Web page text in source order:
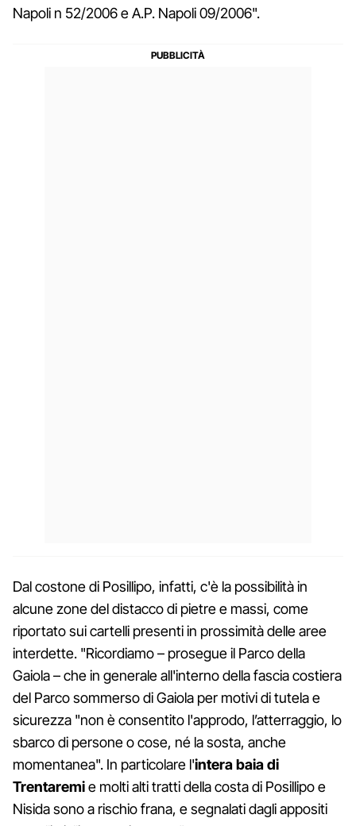
Napoli n 52/2006 e A.P. Napoli 09/2006".
Dal costone di Posillipo, infatti, c'è la possibilità in
alcune zone del distacco di pietre e massi, come
riportato sui cartelli presenti in prossimità delle aree
interdette. "Ricordiamo – prosegue il Parco della
Gaiola – che in generale all'interno della fascia costiera
del Parco sommerso di Gaiola per motivi di tutela e
sicurezza "non è consentito l'approdo, l’atterraggio, lo
sbarco di persone o cose, né la sosta, anche
momentanea". In particolare l'intera baia di
Trentaremie molti alti tratti della costa di Posillipo e
Nisida sono a rischio frana, e segnalati dagli appositi